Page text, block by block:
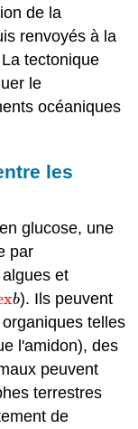
de la
renvoyés à la
tectonique
le
océaniques
les
glucose, une
par
et
b
b). Ils peuvent
telles
l'amidon), des
peuvent
terrestres
de